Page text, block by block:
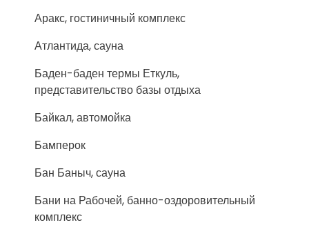
Аракс, гостиничный комплекс
Атлантида, сауна
Баден-баден термы Еткуль,
представительство базы отдыха
Байкал, автомойка
Бамперок
Бан Баныч, сауна
Бани на Рабочей, банно-оздоровительный
комплекс